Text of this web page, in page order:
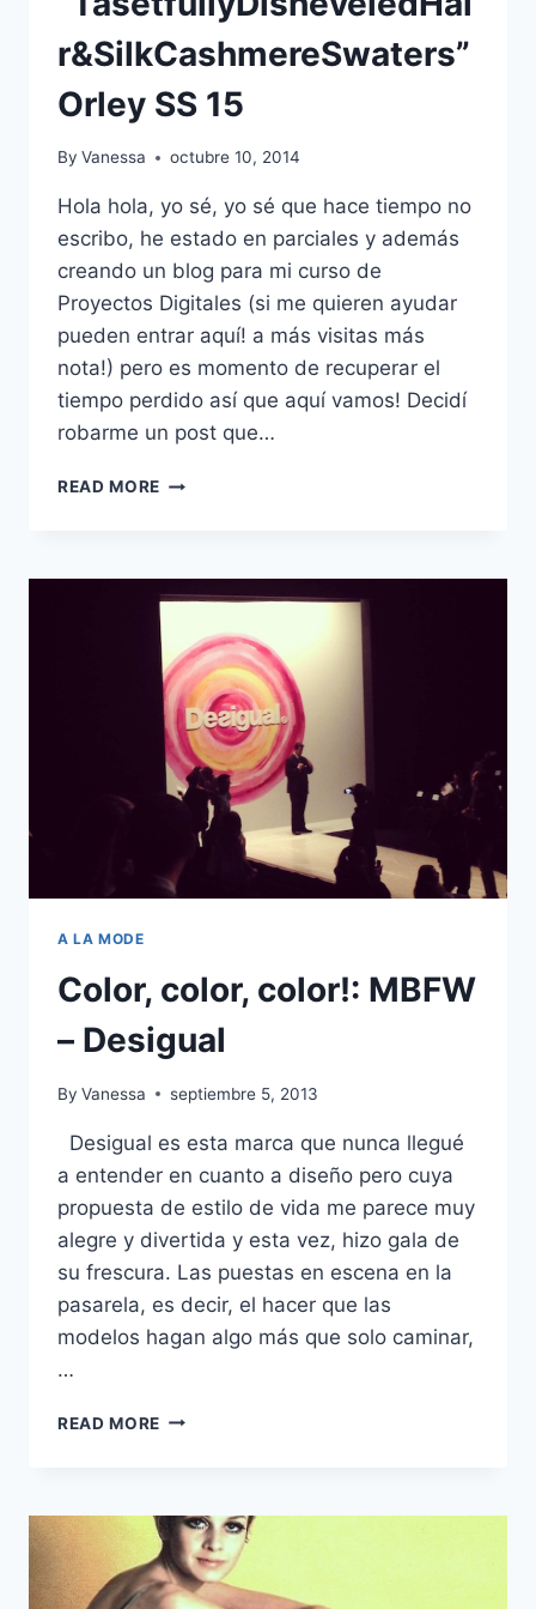
r&SilkCashmereSwaters”
Orley SS 15
By Vanessa octubre 10, 2014
Hola hola, yo sé, yo sé que hace tiempo no
escribo, he estado en parciales y además
creando un blog para mi curso de
Proyectos Digitales (si me quieren ayudar
pueden entrar aquí! a más visitas más
nota!) pero es momento de recuperar el
tiempo perdido así que aquí vamos! Decidí
robarme un post que…
READ MORE
A LA MODE
Color, color, color!: MBFW
– Desigual
By Vanessa septiembre 5, 2013
Desigual es esta marca que nunca llegué
a entender en cuanto a diseño pero cuya
propuesta de estilo de vida me parece muy
alegre y divertida y esta vez, hizo gala de
su frescura. Las puestas en escena en la
pasarela, es decir, el hacer que las
modelos hagan algo más que solo caminar,
…
READ MORE COLOR,
–
DESIGUAL